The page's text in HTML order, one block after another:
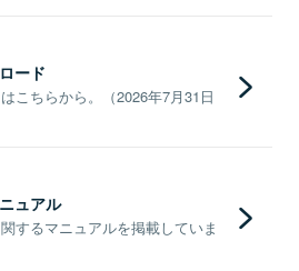
ード
こちらから。（2026年7月31日
ュアル
するマニュアルを掲載していま